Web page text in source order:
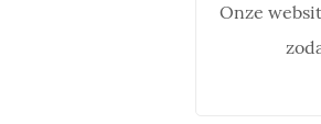
Onze